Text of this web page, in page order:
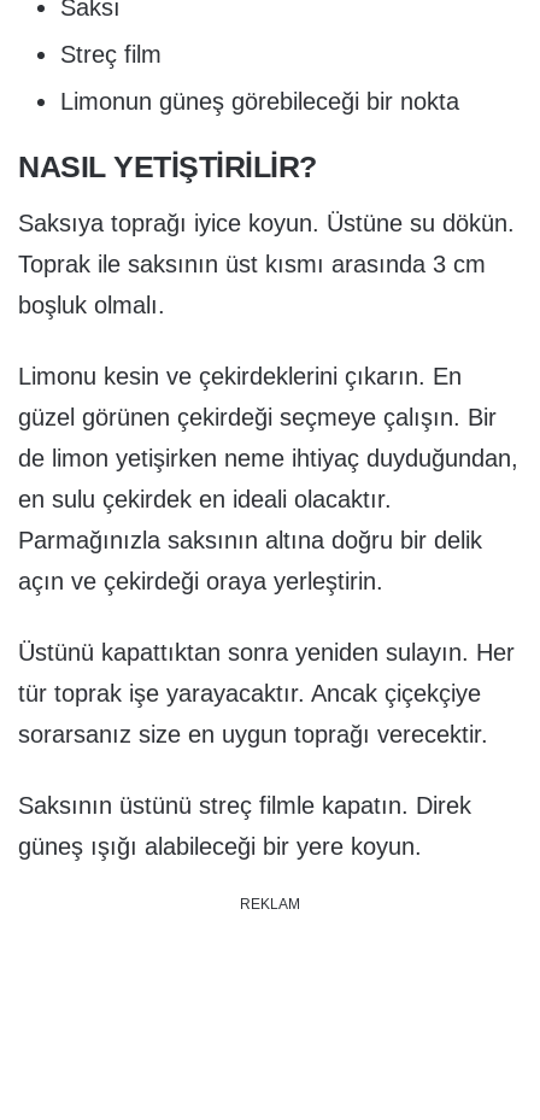
Saksı
Streç film
Limonun güneş görebileceği bir nokta
NASIL YETIŞTIRILIR?
Saksıya toprağı iyice koyun. Üstüne su dökün.
Toprak ile saksının üst kısmı arasında 3 cm
boşluk olmalı.
Limonu kesin ve çekirdeklerini çıkarın. En
güzel görünen çekirdeği seçmeye çalışın. Bir
de limon yetişirken neme ihtiyaç duyduğundan,
en sulu çekirdek en ideali olacaktır.
Parmağınızla saksının altına doğru bir delik
açın ve çekirdeği oraya yerleştirin.
Üstünü kapattıktan sonra yeniden sulayın. Her
tür toprak işe yarayacaktır. Ancak çiçekçiye
sorarsanız size en uygun toprağı verecektir.
Saksının üstünü streç filmle kapatın. Direk
güneş ışığı alabileceği bir yere koyun.
REKLAM